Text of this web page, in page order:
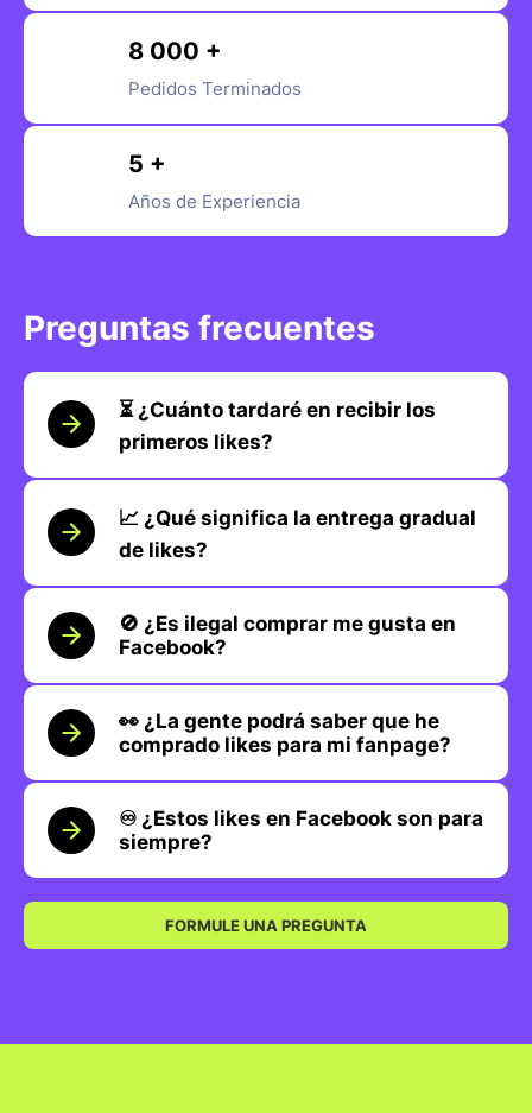
8 000 +
Pedidos Terminados
5 +
Años de Experiencia
Preguntas frecuentes
⏳ ¿Cuánto tardaré en recibir los
primeros likes?
📈 ¿Qué significa la entrega gradual
de likes?
🚫 ¿Es ilegal comprar me gusta en
Facebook?
👀 ¿La gente podrá saber que he
comprado likes para mi fanpage?
♾️ ¿Estos likes en Facebook son para
siempre?
FORMULE UNA PREGUNTA